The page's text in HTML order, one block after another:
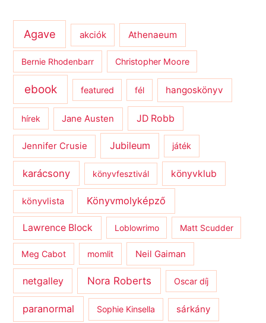
Agave akciók Athenaeum
Bernie Rhodenbarr Christopher Moore
ebook featured fél hangoskönyv
hírek Jane Austen JD Robb
Jennifer Crusie Jubileum játék
karácsony könyvfesztivál könyvklub
könyvlista Könyvmolyképző
Lawrence Block Loblowrimo Matt Scudder
Meg Cabot momlit Neil Gaiman
netgalley Nora Roberts Oscar díj
paranormal Sophie Kinsella sárkány